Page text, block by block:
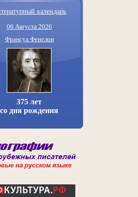
календарь
06 Августа 2026
Франсуа Фенелон
375 лет
со дня рождения